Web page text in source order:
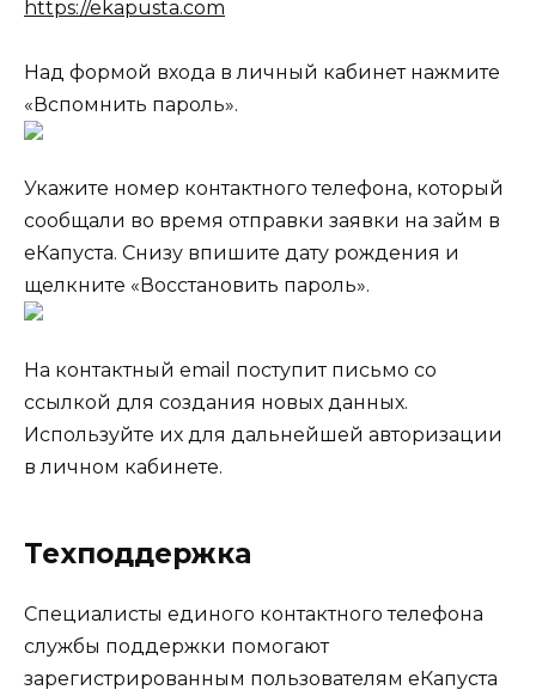
https://ekapusta.com
Над формой входа в личный кабинет нажмите
«Вспомнить пароль».
Укажите номер контактного телефона, который
сообщали во время отправки заявки на займ в
еКапуста. Снизу впишите дату рождения и
щелкните «Восстановить пароль».
На контактный email поступит письмо со
ссылкой для создания новых данных.
Используйте их для дальнейшей авторизации
в личном кабинете.
Техподдержка
Специалисты единого контактного телефона
службы поддержки помогают
зарегистрированным пользователям еКапуста